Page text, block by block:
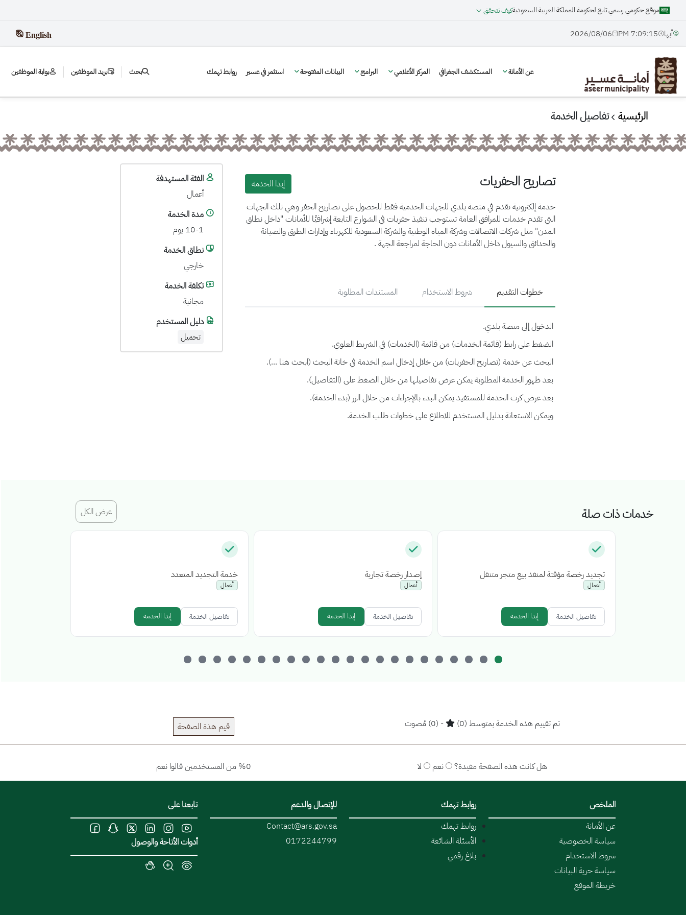
موقع حكومي رسمي تابع لحكومة المملكة العربية السعوديةكيف تتحقق
أبها 7:09:15 PM
06‏/08‏/2026
English
عن الأمانة المستكشف الجغرافي المركز الأعلامي البرامج البيانات المفتوحة استثمر في عسير روابط تهمك بحث بريد الموظفين بوابة الموظفين
الرئيسية تفاصيل الخدمة
تصاريح الحفريات
إبدا الخدمة
خدمة إلكترونية تقدم في منصة بلدي للجهات الخدمية فقط للحصول على تصاريح الحفر وهي تلك الجهات
التي تقدم خدمات للمرافق العامة تستوجب تنفيذ حفريات في الشوارع التابعة إشرافيًا للأمانات "داخل نطاق
المدن" مثل شركات الاتصالات وشركة المياه الوطنية والشركة السعودية للكهرباء وإدارات الطرق والصيانة
والحدائق والسيول داخل الأمانات دون الحاجة لمراجعة الجهة .
خطوات التقديم شروط الاستخدام المستندات المطلوبة
الدخول إلى منصة بلدي.
الضغط على رابط (قائمة الخدمات) من قائمة (الخدمات) في الشريط العلوي.
البحث عن خدمة (تصاريح الحفريات) من خلال إدخال اسم الخدمة في خانة البحث (ابحث هنا ...).
بعد ظهور الخدمة المطلوبة يمكن عرض تفاصيلها من خلال الضغط على (التفاصيل).
بعد عرض كرت الخدمة للمستفيد يمكن البدء بالإجراءات من خلال الزر (بدء الخدمة).
ويمكن الاستعانة بدليل المستخدم للاطلاع على خطوات طلب الخدمة.
الفئة المستهدفة
أعمال
مدة الخدمة
10-1 يوم
نطاق الخدمة
خارجي
تكلفة الخدمة
مجانية
دليل المستخدم
تحميل
خدمات ذات صلة عرض الكل
تجديد رخصة مؤقتة لمنفذ بيع متجر متنقل
أعمال
تفاصيل الخدمة إبدا الخدمة
إصدار رخصة تجارية
أعمال
تفاصيل الخدمة إبدا الخدمة
خدمة التجديد المتعدد
أعمال
تفاصيل الخدمة إبدا الخدمة
تم تقييم هذه الخدمة بمتوسط (0) - (0) مُصوت قيم هذة الصفحة
هل كانت هذه الصفحة مفيدة؟ نعم لا %0 من المستخدمين قالوا نعم
الملخص
عن الأمانة
سياسة الخصوصية
شروط الاستخدام
سياسة حرية البيانات
خريطة الموقع
روابط تهمك
روابط تهمك
الأسئلة الشائعة
بلاغ رقمي
للإتصال والدعم
Contact@ars.gov.sa
0172244799
تابعنا على
أدوات الأتاحة والوصول